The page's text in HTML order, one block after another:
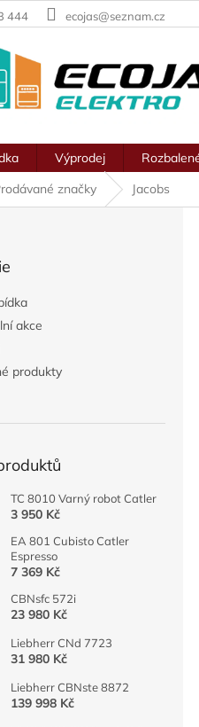
444 ecojas@seznam.cz
Výprodej
značky Jacobs
akce
produkty
TC 8010 Varný robot Catler
3 950 Kč
EA 801 Cubisto Catler
Espresso
7 369 Kč
CBNsfc 572i
23 980 Kč
Liebherr CNd 7723
31 980 Kč
Liebherr CBNste 8872
139 998 Kč